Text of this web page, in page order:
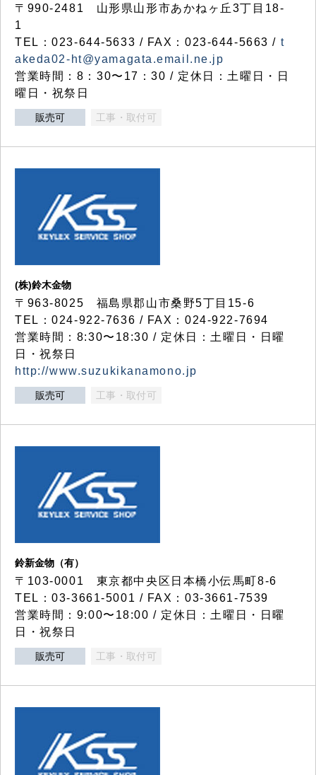
〒990-2481 山形県山形市あかねヶ丘3丁目18-
1
TEL：023-644-5633 / FAX：023-644-5663 / t
akeda02-ht@yamagata.email.ne.jp
営業時間：8：30〜17：30 / 定休日：土曜日・日
曜日・祝祭日
販売可 工事・取付可
(株)鈴木金物
〒963-8025 福島県郡山市桑野5丁目15-6
TEL：024-922-7636 / FAX：024-922-7694
営業時間：8:30〜18:30 / 定休日：土曜日・日曜
日・祝祭日
http://www.suzukikanamono.jp
販売可 工事・取付可
鈴新金物（有）
〒103-0001 東京都中央区日本橋小伝馬町8-6
TEL：03-3661-5001 / FAX：03-3661-7539
営業時間：9:00〜18:00 / 定休日：土曜日・日曜
日・祝祭日
販売可 工事・取付可